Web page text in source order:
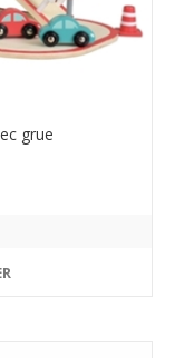
grue